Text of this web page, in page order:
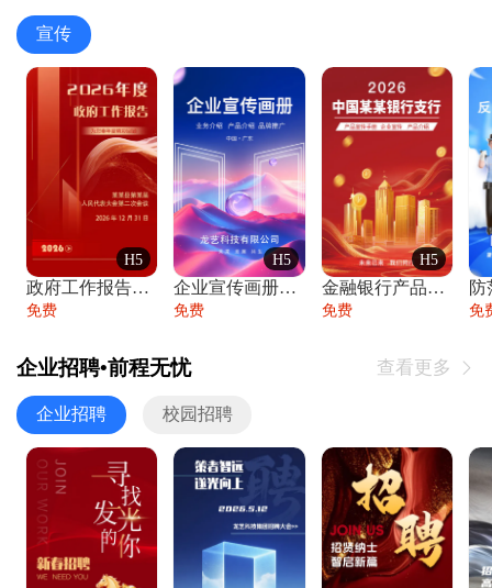
宣传
H5
政府工作报告政府年终工作总结
免费
H5
企业宣传画册公司简介产品介绍业务宣传手册
免费
H5
金融银行产品宣传手册企业宣传产品介绍
免费
防
免
企业招聘•前程无忧 查看更多 
企业招聘 校园招聘